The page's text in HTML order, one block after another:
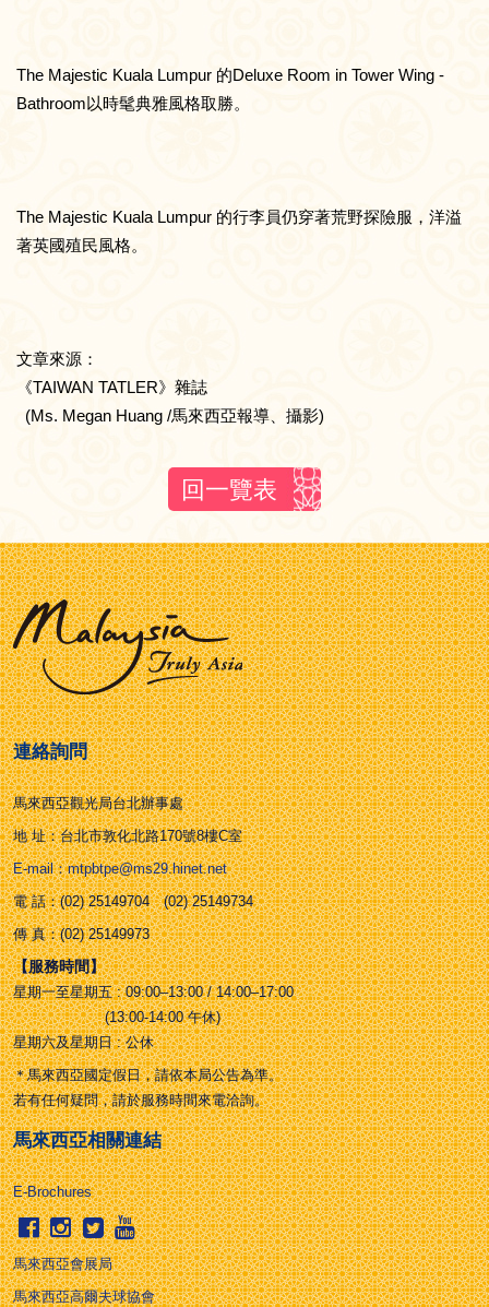
The Majestic Kuala Lumpur 的Deluxe Room in Tower Wing -
Bathroom以時髦典雅風格取勝。
The Majestic Kuala Lumpur 的行李員仍穿著荒野探險服，洋溢
著英國殖民風格。
文章來源：
《TAIWAN TATLER》雜誌
(Ms. Megan Huang /馬來西亞報導、攝影)
回一覽表
連絡詢問
馬來西亞觀光局台北辦事處
地 址：台北市敦化北路170號8樓C室
E-mail：mtpbtpe@ms29.hinet.net
電 話：(02) 25149704 (02) 25149734
傳 真：(02) 25149973
【服務時間】
星期一至星期五 : 09:00–13:00 / 14:00–17:00
(13:00-14:00 午休)
星期六及星期日 : 公休
＊馬來西亞國定假日，請依本局公告為準。
若有任何疑問，請於服務時間來電洽詢。
馬來西亞相關連結
E-Brochures
馬來西亞會展局
馬來西亞高爾夫球協會